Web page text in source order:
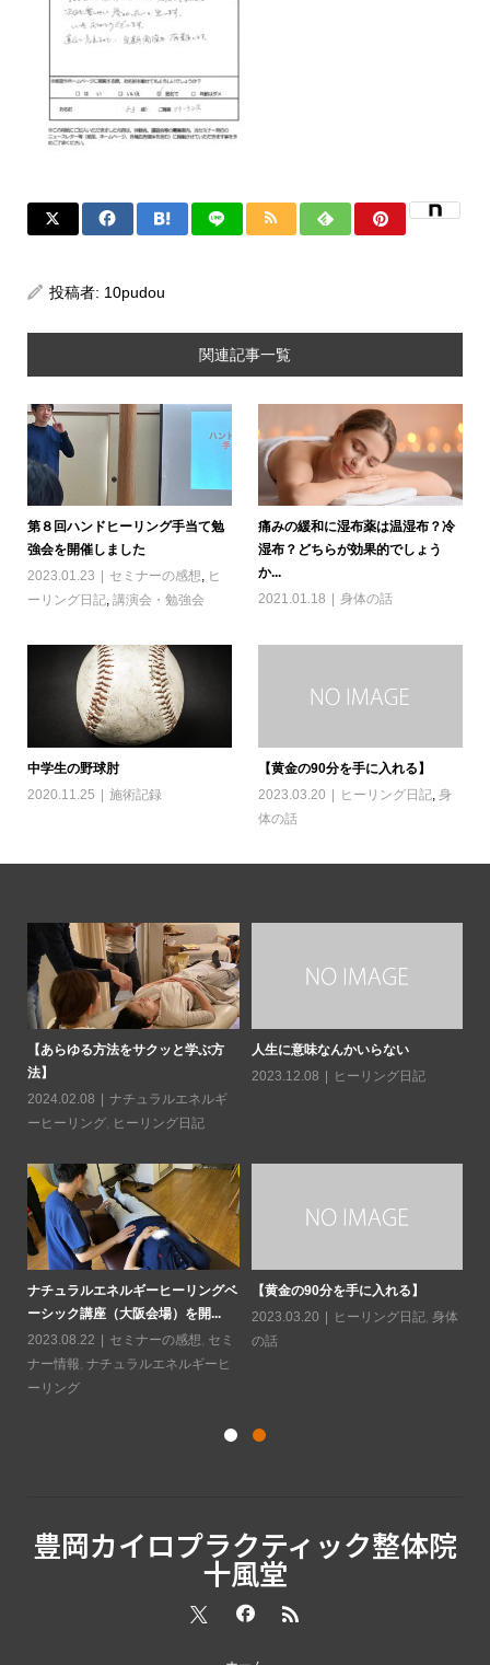
投稿者: 10pudou
関連記事一覧
第８回ハンドヒーリング手当て勉
強会を開催しました
2023.01.23
セミナーの感想, ヒ
ーリング日記, 講演会・勉強会
痛みの緩和に湿布薬は温湿布？冷
湿布？どちらが効果的でしょう
か...
2021.01.18
身体の話
中学生の野球肘
2020.11.25
施術記録
【黄金の90分を手に入れる】
2023.03.20
ヒーリング日記 ,身
体の話
【あらゆる方法をサクッと学ぶ方
法】
2024.02.08
ナチュラルエネルギ
ーヒーリング, ヒーリング日記
人生に意味なんかいらない
2023.12.08
ヒーリング日記
ナチュラルエネルギーヒーリングベ
ーシック講座（大阪会場）を開...
2023.08.22
セミナーの感想, セミ
ナー情報, ナチュラルエネルギーヒ
ーリング
【黄金の90分を手に入れる】
2023.03.20
ヒーリング日記, 身体
の話
豊岡カイロプラクティック整体院
十風堂